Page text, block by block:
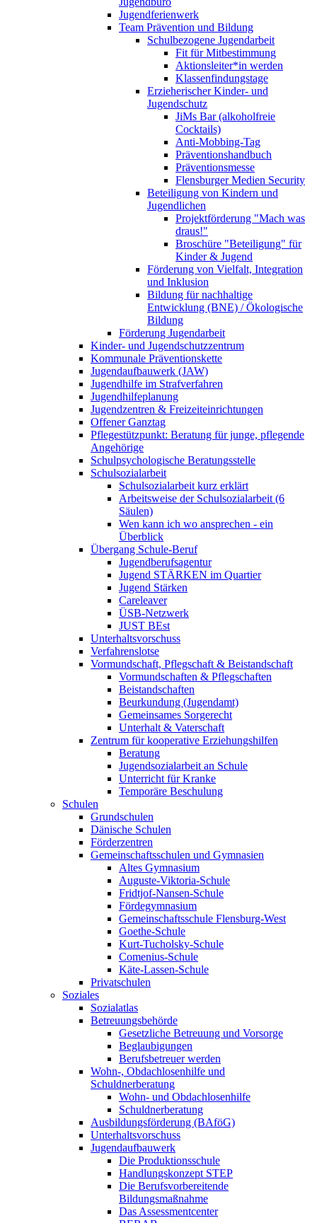
Jugendferienwerk
Team Prävention und Bildung
Schulbezogene Jugendarbeit
Fit für Mitbestimmung
Aktionsleiter*in werden
Klassenfindungstage
Erzieherischer Kinder- und
Jugendschutz
JiMs Bar (alkoholfreie
Cocktails)
Anti-Mobbing-Tag
Präventionshandbuch
Präventionsmesse
Flensburger Medien Security
Beteiligung von Kindern und
Jugendlichen
Projektförderung "Mach was
draus!"
Broschüre "Beteiligung" für
Kinder & Jugend
Förderung von Vielfalt, Integration
und Inklusion
Bildung für nachhaltige
Entwicklung (BNE) / Ökologische
Bildung
Förderung Jugendarbeit
Kinder- und Jugendschutzzentrum
Kommunale Präventionskette
Jugendaufbauwerk (JAW)
Jugendhilfe im Strafverfahren
Jugendhilfeplanung
Jugendzentren & Freizeiteinrichtungen
Offener Ganztag
Pflegestützpunkt: Beratung für junge, pflegende
Angehörige
Schulpsychologische Beratungsstelle
Schulsozialarbeit
Schulsozialarbeit kurz erklärt
Arbeitsweise der Schulsozialarbeit (6
Säulen)
Wen kann ich wo ansprechen - ein
Überblick
Übergang Schule-Beruf
Jugendberufsagentur
Jugend STÄRKEN im Quartier
Jugend Stärken
Careleaver
ÜSB-Netzwerk
JUST BEst
Unterhaltsvorschuss
Verfahrenslotse
Vormundschaft, Pflegschaft & Beistandschaft
Vormundschaften & Pflegschaften
Beistandschaften
Beurkundung (Jugendamt)
Gemeinsames Sorgerecht
Unterhalt & Vaterschaft
Zentrum für kooperative Erziehungshilfen
Beratung
Jugendsozialarbeit an Schule
Unterricht für Kranke
Temporäre Beschulung
Schulen
Grundschulen
Dänische Schulen
Förderzentren
Gemeinschaftsschulen und Gymnasien
Altes Gymnasium
Auguste-Viktoria-Schule
Fridtjof-Nansen-Schule
Fördegymnasium
Gemeinschaftsschule Flensburg-West
Goethe-Schule
Kurt-Tucholsky-Schule
Comenius-Schule
Käte-Lassen-Schule
Privatschulen
Soziales
Sozialatlas
Betreuungsbehörde
Gesetzliche Betreuung und Vorsorge
Beglaubigungen
Berufsbetreuer werden
Wohn-, Obdachlosenhilfe und
Schuldnerberatung
Wohn- und Obdachlosenhilfe
Schuldnerberatung
Ausbildungsförderung (BAföG)
Unterhaltsvorschuss
Jugendaufbauwerk
Die Produktionsschule
Handlungskonzept STEP
Die Berufsvorbereitende
Bildungsmaßnahme
Das Assessmentcenter